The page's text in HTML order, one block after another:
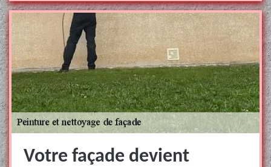
Votre façade devient